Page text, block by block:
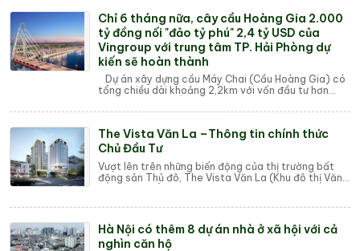
Chỉ 6 tháng nữa, cây cầu Hoàng Gia 2.000
tỷ đồng nối "đảo tỷ phú" 2,4 tỷ USD của
Vingroup với trung tâm TP. Hải Phòng dự
kiến sẽ hoàn thành
Dự án xây dựng cầu Máy Chai (Cầu Hoàng Gia) có
tổng chiều dài khoảng 2,2km với vốn đầu tư hơn
The Vista Văn La –Thông tin chính thức
Chủ Đầu Tư
Vượt lên trên những biến động của thị trường bất
động sản Thủ đô, The Vista Văn La (Khu đô thị Văn
Hà Nội có thêm 8 dự án nhà ở xã hội với cả
nghìn căn hộ